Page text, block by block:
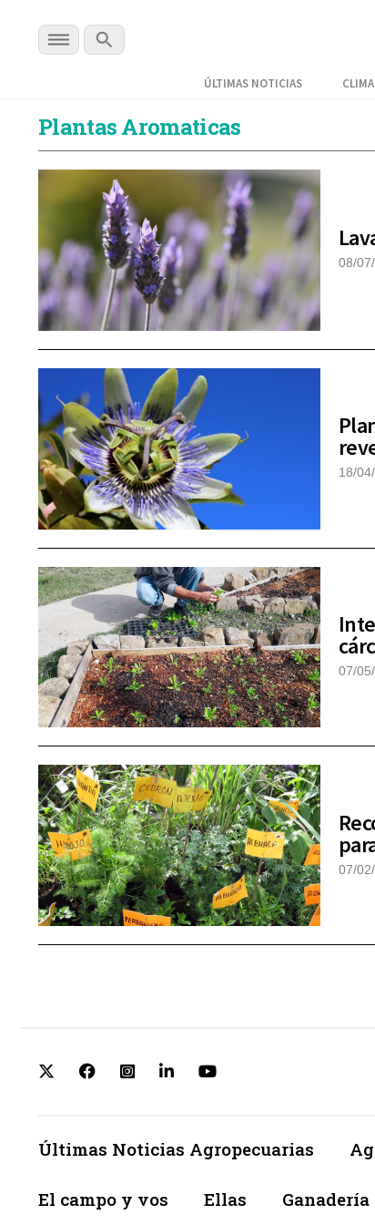
ÚLTIMAS NOTICIAS CLIMA
Plantas Aromaticas
08/
18/
07/
07/
Últimas Noticias Agropecuarias
El campo y vos Ellas Ganadería